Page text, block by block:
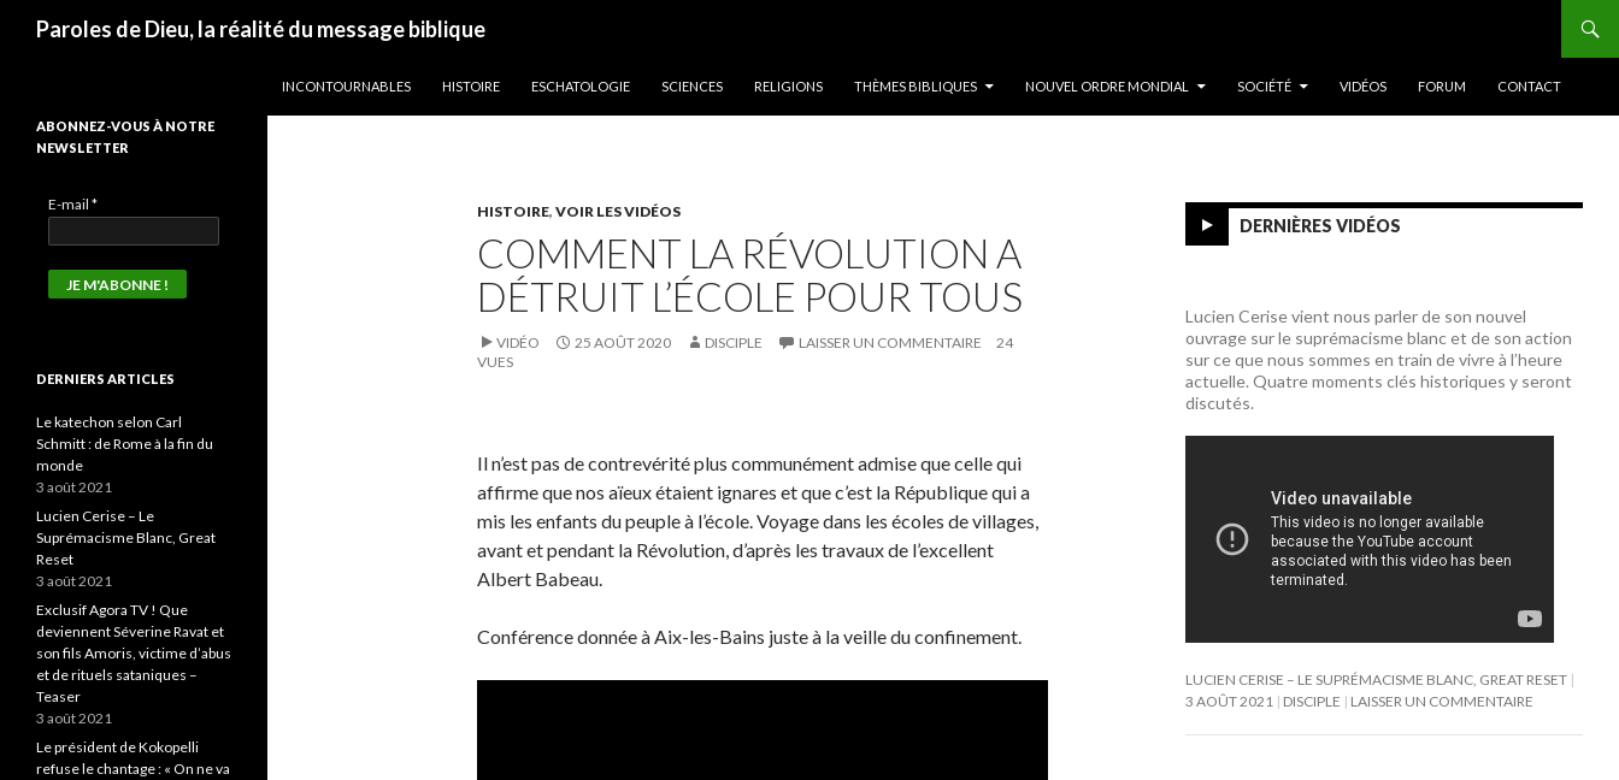
Paroles de Dieu, la réalité du message biblique
INCONTOURNABLES
HISTOIRE ESCHATOLOGIE SCIENCES RELIGIONS THÈMES BIBLIQUES NOUVEL ORDRE MONDIAL SOCIÉTÉ VIDÉOS FORUM CONTACT
HISTOIRE, VOIR LES VIDÉOS
COMMENT LA RÉVOLUTION A
DÉTRUIT L’ÉCOLE POUR TOUS
VIDÉO 25 AOÛT 2020 DISCIPLE LAISSER UN COMMENTAIRE
24
VUES
Il n’est pas de contrevérité plus communément admise que celle qui
affirme que nos aïeux étaient ignares et que c’est la République qui a
mis les enfants du peuple à l’école. Voyage dans les écoles de villages,
avant et pendant la Révolution, d’après les travaux de l’excellent
Albert Babeau.
Conférence donnée à Aix-les-Bains juste à la veille du confinement.
DERNIÈRES VIDÉOS
Lucien Cerise vient nous parler de son nouvel
ouvrage sur le suprémacisme blanc et de son action
sur ce que nous sommes en train de vivre à l’heure
actuelle. Quatre moments clés historiques y seront
discutés.
LUCIEN CERISE – LE SUPRÉMACISME BLANC, GREAT RESET
3 AOÛT 2021
DISCIPLE LAISSER UN COMMENTAIRE
ABONNEZ-VOUS À NOTRE
NEWSLETTER
E-mail *
DERNIERS ARTICLES
Le katechon selon Carl
Schmitt : de Rome à la fin du
monde
3 août 2021
Lucien Cerise – Le
Suprémacisme Blanc, Great
Reset
3 août 2021
Exclusif Agora TV ! Que
deviennent Séverine Ravat et
son fils Amoris, victime d’abus
et de rituels sataniques –
Teaser
3 août 2021
Le président de Kokopelli
refuse le chantage : « On ne va